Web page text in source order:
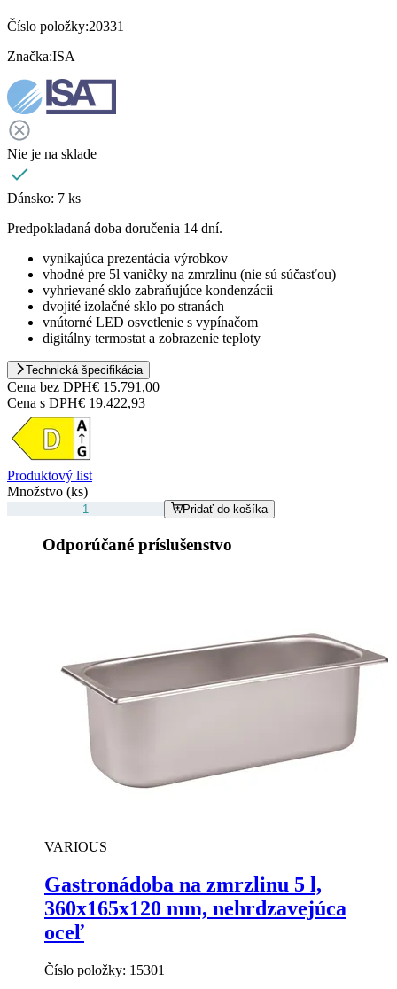
Číslo položky:20331
Značka:ISA
Nie je na sklade
Dánsko: 7 ks
Predpokladaná doba doručenia 14 dní.
vynikajúca prezentácia výrobkov
vhodné pre 5l vaničky na zmrzlinu (nie sú súčasťou)
vyhrievané sklo zabraňujúce kondenzácii
dvojité izolačné sklo po stranách
vnútorné LED osvetlenie s vypínačom
digitálny termostat a zobrazenie teploty
Technická špecifikácia
Cena bez DPH€ 15.791,00
Cena s DPH€ 19.422,93
Produktový list
Množstvo (ks)
Pridať do košíka
Odporúčané príslušenstvo
VARIOUS
Gastronádoba na zmrzlinu 5 l,
360x165x120 mm, nehrdzavejúca
oceľ
Číslo položky: 15301